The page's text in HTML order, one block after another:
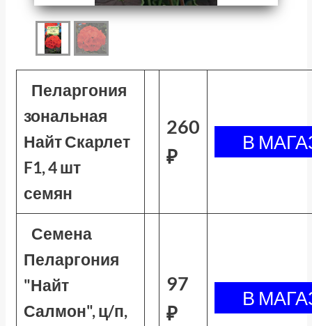
Пеларгония
зональная
Найт Скарлет
F1, 4 шт
семян
260
₽
Семена
Пеларгония
"Найт
Салмон", ц/п,
97
₽